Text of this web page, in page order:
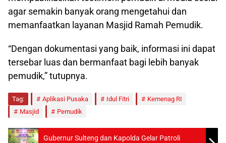
agar semakin banyak orang mengetahui dan
memanfaatkan layanan Masjid Ramah Pemudik.
“Dengan dokumentasi yang baik, informasi ini dapat
tersebar luas dan bermanfaat bagi lebih banyak
pemudik,” tutupnya.
Tag: Aplikasi Pusaka Idul Fitri
Kemenag RI
Masjid
Pemudik
Gubernur Sulteng dan Kapolda Gelar Patroli